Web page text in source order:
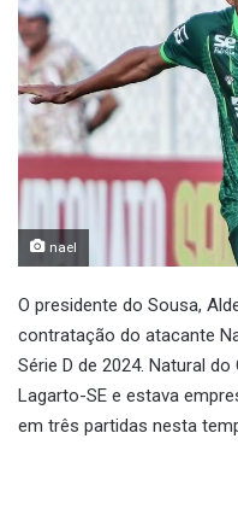
nael
O presidente do Sousa,
contratação do atacante
Série D de 2024. Natural
Lagarto-SE e estava
em três partidas nesta